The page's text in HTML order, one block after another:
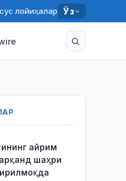
лойиҳалар Ўз
айрим
шаҳри